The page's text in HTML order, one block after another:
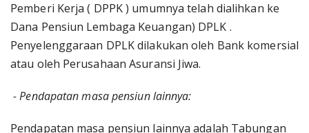
Pemberi Kerja ( DPPK ) umumnya telah dialihkan ke
Dana Pensiun Lembaga Keuangan) DPLK .
Penyelenggaraan DPLK dilakukan oleh Bank komersial
atau oleh Perusahaan Asuransi Jiwa.
- Pendapatan masa pensiun lainnya:
Pendapatan masa pensiun lainnya adalah Tabungan